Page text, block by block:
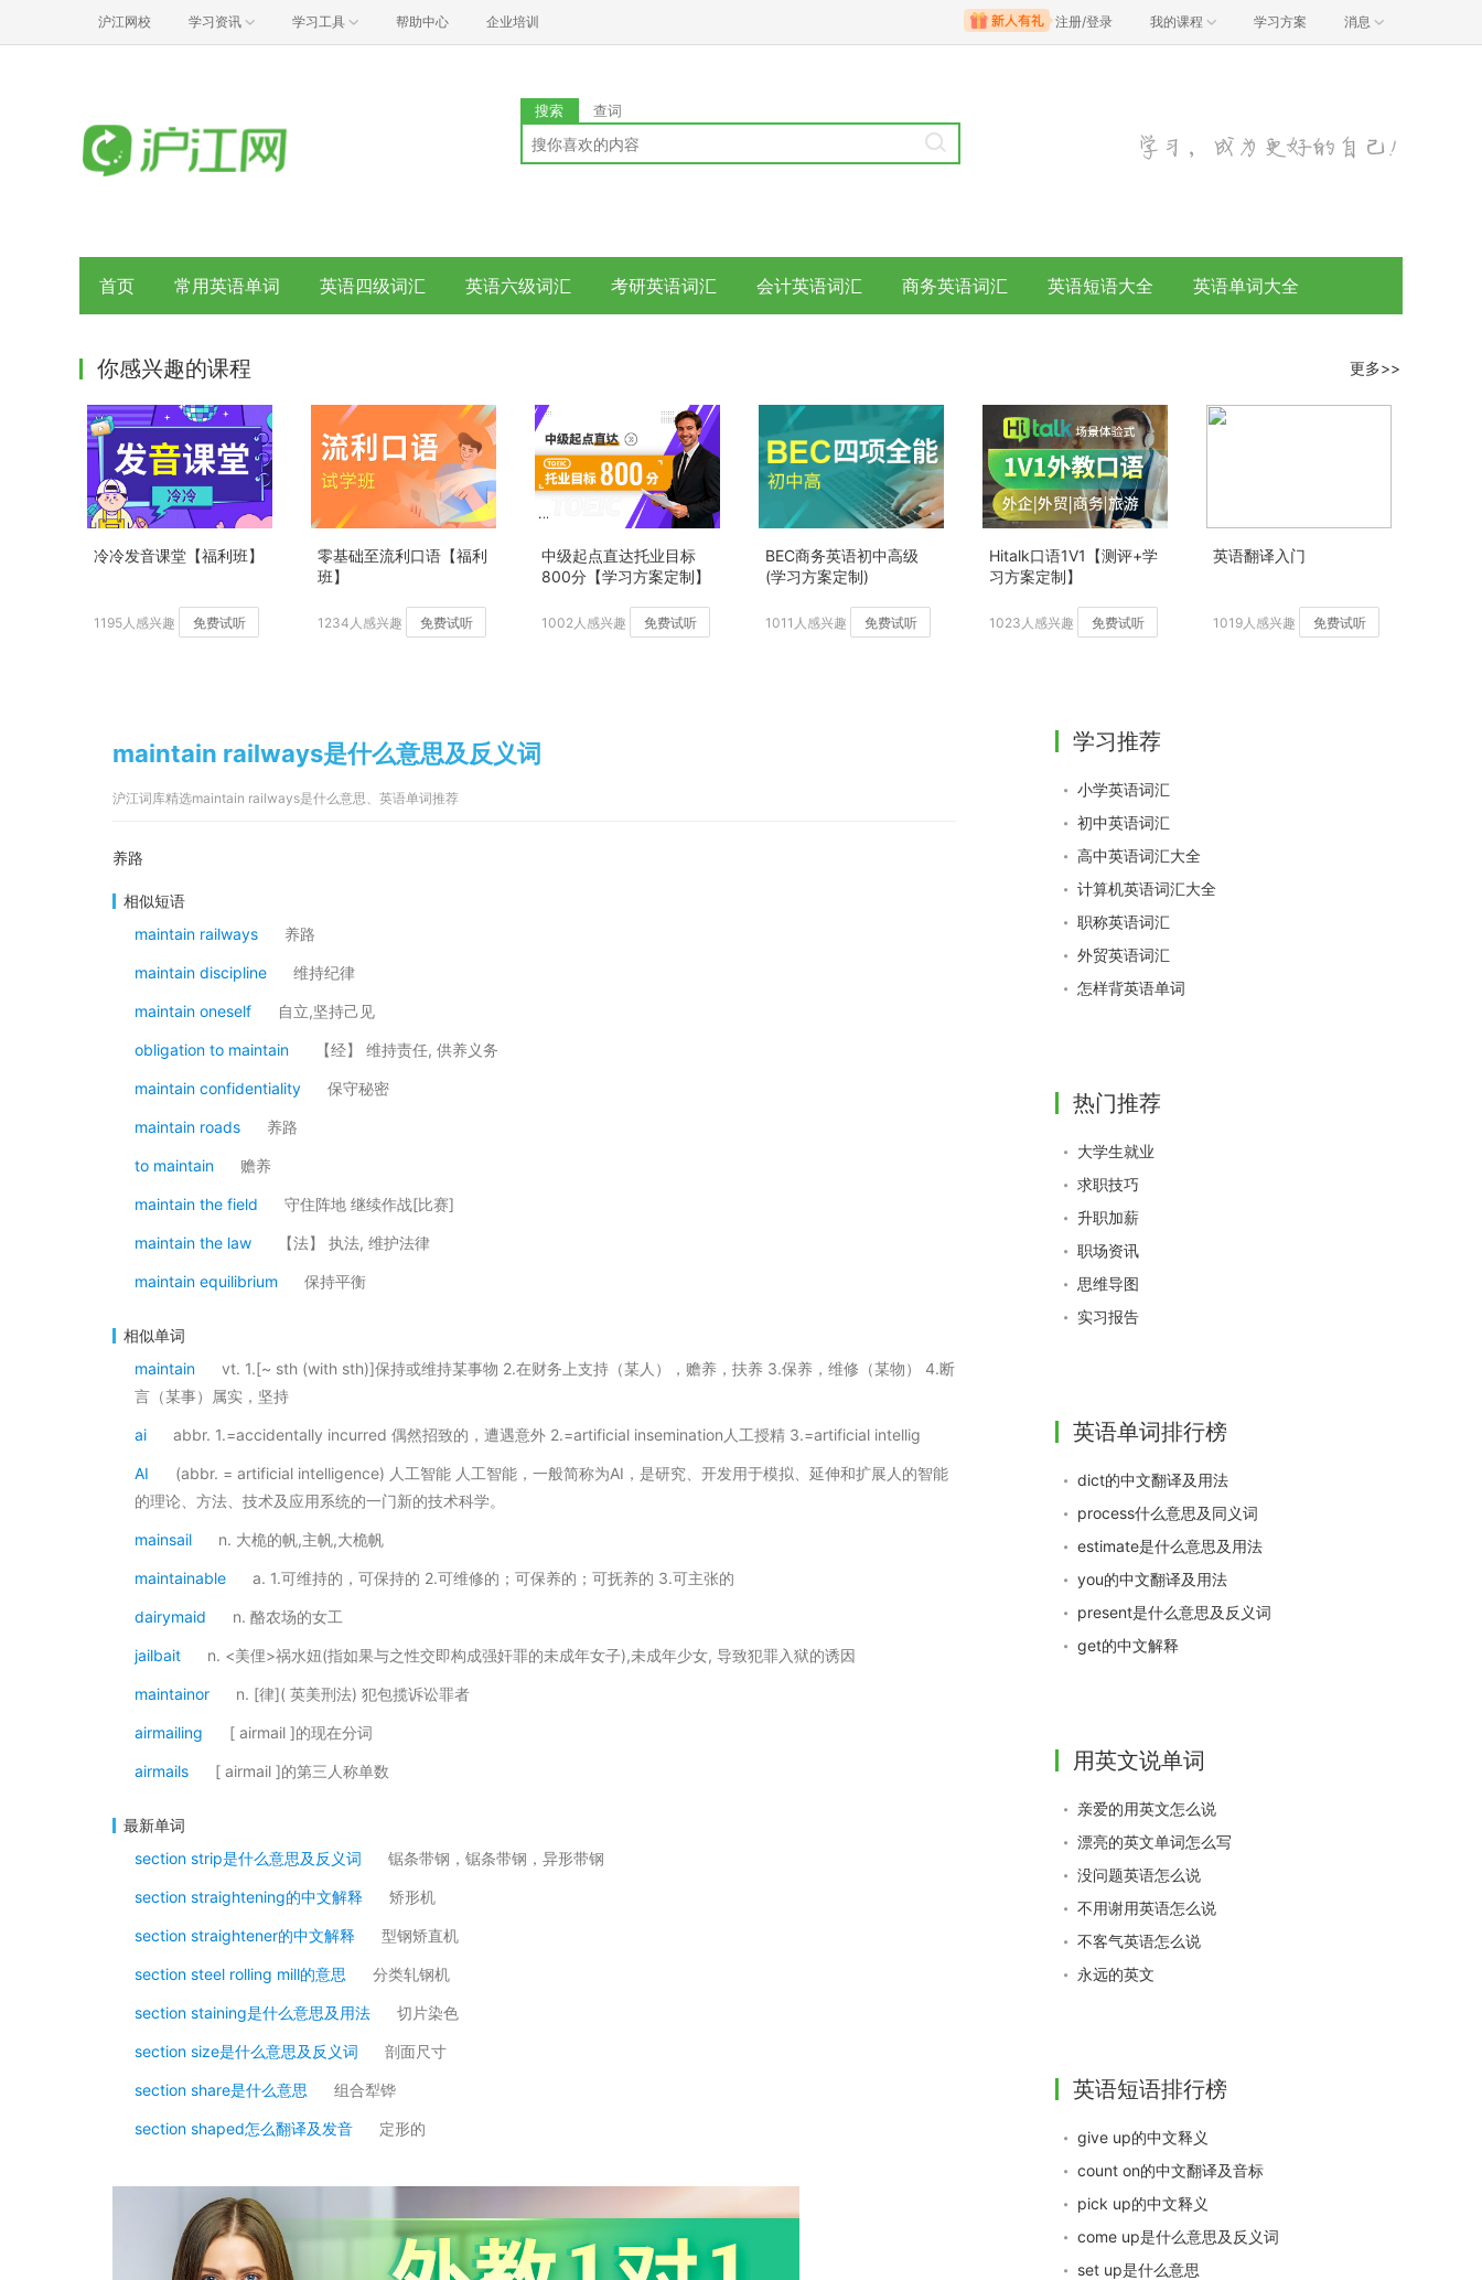
沪江网校 学习资讯 学习工具 帮助中心 企业培训 注册/登录 我的课程 学习方案 消息
搜索 查词
首页 常用英语单词 英语四级词汇 英语六级词汇 考研英语词汇 会计英语词汇 商务英语词汇 英语短语大全 英语单词大全
你感兴趣的课程 更多>>
冷冷发音课堂【福利班】
1195人感兴趣 免费试听
零基础至流利口语【福利
班】
1234人感兴趣 免费试听
中级起点直达托业目标
800分【学习方案定制】
1002人感兴趣 免费试听
BEC商务英语初中高级
(学习方案定制)
1011人感兴趣 免费试听
Hitalk口语1V1【测评+学
习方案定制】
1023人感兴趣 免费试听
英语翻译入门
1019人感兴趣 免费试听
maintain railways是什么意思及反义词
沪江词库精选maintain railways是什么意思、英语单词推荐
养路
相似短语
maintain railways
养路
maintain discipline 维持纪律
maintain oneself 自立,坚持己见
obligation to maintain 【经】 维持责任, 供养义务
maintain confidentiality 保守秘密
maintain roads 养路
to maintain 赡养
maintain the field 守住阵地 继续作战[比赛]
maintain the law 【法】 执法, 维护法律
maintain equilibrium 保持平衡
相似单词
maintain
vt. 1.[~ sth (with sth)]保持或维持某事物 2.在财务上支持（某人），赡养，扶养 3.保养，维修（某物） 4.断
言（某事）属实，坚持
ai abbr. 1.=accidentally incurred 偶然招致的，遭遇意外 2.=artificial insemination人工授精 3.=artificial intellig
AI
(abbr. = artificial intelligence) 人工智能 人工智能，一般简称为AI，是研究、开发用于模拟、延伸和扩展人的智能
的理论、方法、技术及应用系统的一门新的技术科学。
mainsail n. 大桅的帆,主帆,大桅帆
maintainable a. 1.可维持的，可保持的 2.可维修的；可保养的；可抚养的 3.可主张的
dairymaid n. 酪农场的女工
jailbait n. <美俚>祸水妞(指如果与之性交即构成强奸罪的未成年女子),未成年少女, 导致犯罪入狱的诱因
maintainor n. [律]( 英美刑法) 犯包揽诉讼罪者
airmailing [ airmail ]的现在分词
airmails [ airmail ]的第三人称单数
最新单词
section strip是什么意思及反义词
锯条带钢，锯条带钢，异形带钢
section straightening的中文解释 矫形机
section straightener的中文解释 型钢矫直机
section steel rolling mill的意思 分类轧钢机
section staining是什么意思及用法 切片染色
section size是什么意思及反义词 剖面尺寸
section share是什么意思 组合犁铧
section shaped怎么翻译及发音 定形的
学习推荐
小学英语词汇
初中英语词汇
高中英语词汇大全
计算机英语词汇大全
职称英语词汇
外贸英语词汇
怎样背英语单词
热门推荐
大学生就业
求职技巧
升职加薪
职场资讯
思维导图
实习报告
英语单词排行榜
dict的中文翻译及用法
process什么意思及同义词
estimate是什么意思及用法
you的中文翻译及用法
present是什么意思及反义词
get的中文解释
用英文说单词
亲爱的用英文怎么说
漂亮的英文单词怎么写
没问题英语怎么说
不用谢用英语怎么说
不客气英语怎么说
永远的英文
英语短语排行榜
give up的中文释义
count on的中文翻译及音标
pick up的中文释义
come up是什么意思及反义词
set up是什么意思